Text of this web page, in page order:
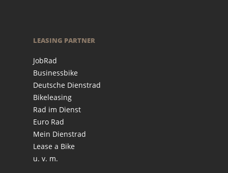
LEASING PARTNER
JobRad
Businessbike
Deutsche Dienstrad
Bikeleasing
Rad im Dienst
Euro Rad
Mein Dienstrad
Lease a Bike
u. v. m.